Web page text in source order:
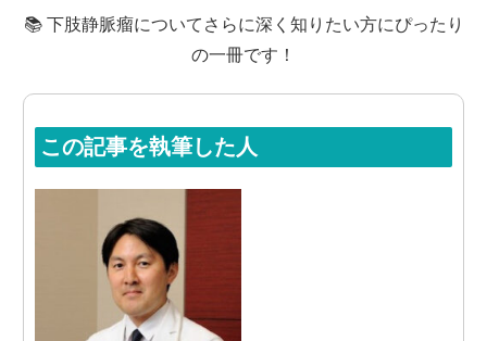
📚 下肢静脈瘤についてさらに深く知りたい方にぴったり
の一冊です！
この記事を執筆した人